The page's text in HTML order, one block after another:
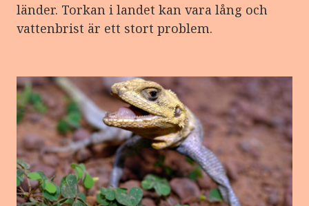
länder. Torkan i landet kan vara lång och
vattenbrist är ett stort problem.